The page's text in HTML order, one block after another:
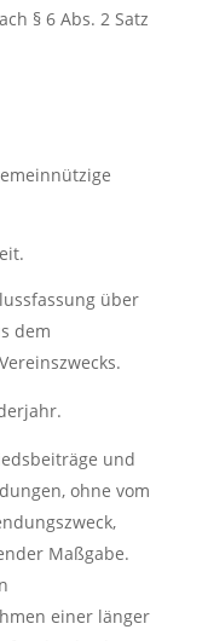
§ 6 Abs. 2 Satz
über
dem
und
ohne vom
Maßgabe.
einer länger